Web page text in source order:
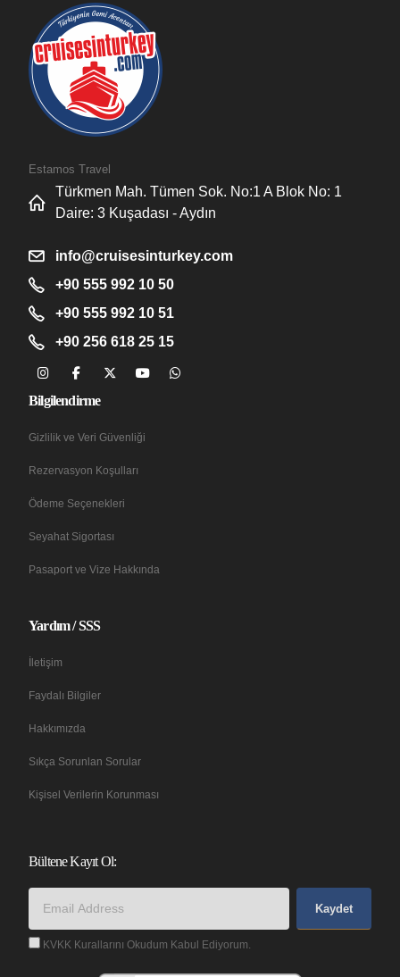
Estamos Travel
Türkmen Mah. Tümen Sok. No:1 A Blok No: 1
Daire: 3 Kuşadası - Aydın
info@cruisesinturkey.com
+90 555 992 10 50
+90 555 992 10 51
+90 256 618 25 15
Bilgilendirme
Gizlilik ve Veri Güvenliği
Rezervasyon Koşulları
Ödeme Seçenekleri
Seyahat Sigortası
Pasaport ve Vize Hakkında
Yardım / SSS
İletişim
Faydalı Bilgiler
Hakkımızda
Sıkça Sorunlan Sorular
Kişisel Verilerin Korunması
Bültene Kayıt Ol:
Kaydet
KVKK Kurallarını Okudum Kabul Ediyorum.